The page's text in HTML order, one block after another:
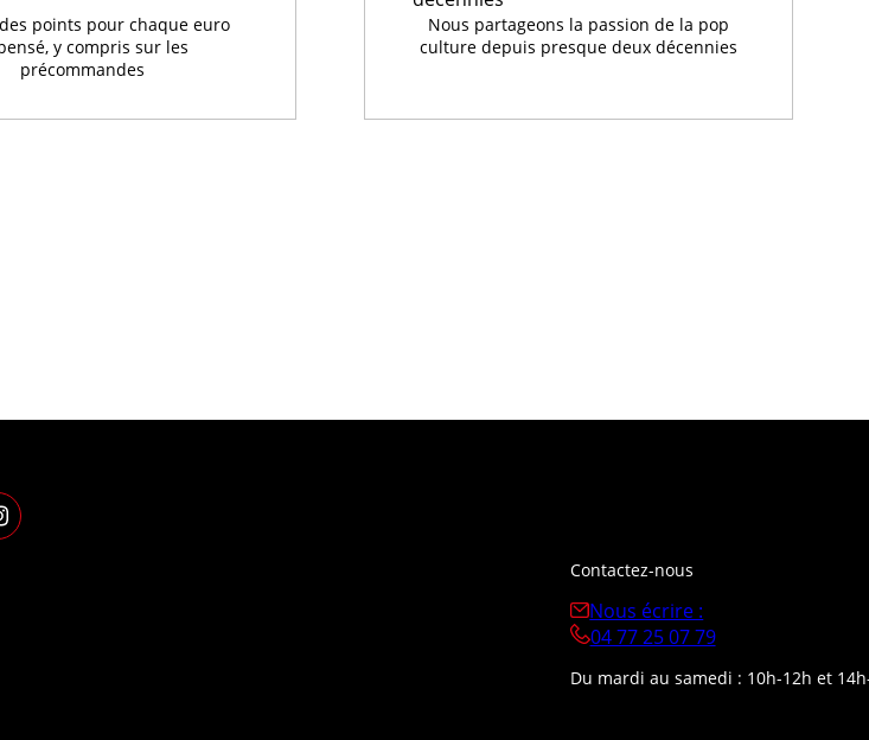
points pour chaque euro
y compris sur les
précommandes
Nous partageons la passion de la pop
culture depuis presque deux décennies
Contactez-nous
Nous écrire :
04 77 25 07 79
Du mardi au samedi : 10h-12h et